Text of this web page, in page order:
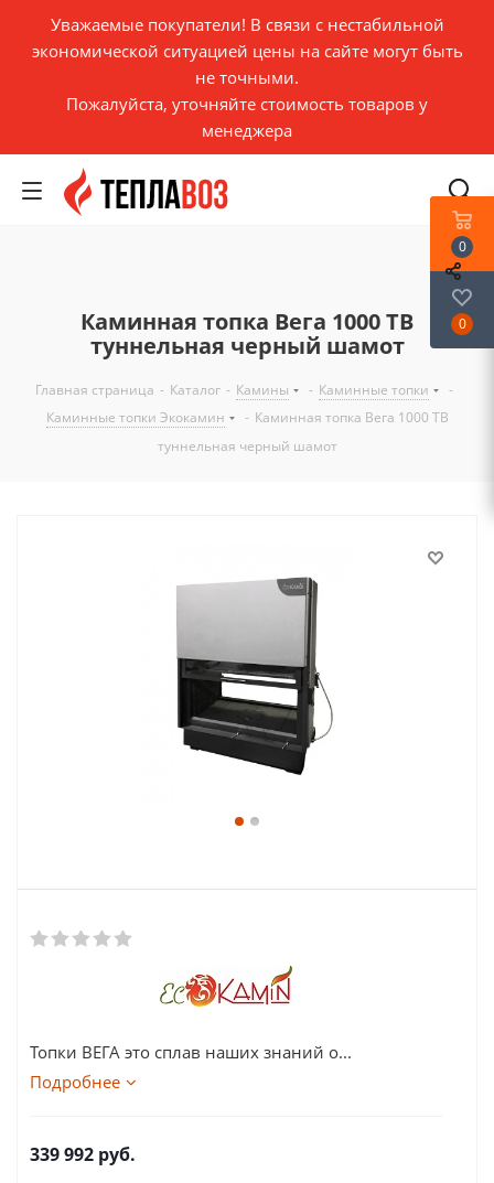
Уважаемые покупатели! В связи с нестабильной
экономической ситуацией цены на сайте могут быть
не точными.
Пожалуйста, уточняйте стоимость товаров у
менеджера
Каминная топка Вега 1000 TB
туннельная черный шамот
Главная страница - Каталог - Камины - Каминные топки
-
Каминные топки Экокамин
- Каминная топка Вега 1000 TB
туннельная черный шамот
Топки ВЕГА это сплав наших знаний о...
Подробнее
339 992 руб.
0
0